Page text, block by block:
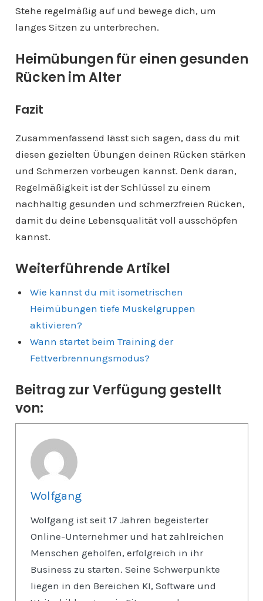
Stehe regelmäßig auf und bewege dich, um
langes Sitzen zu unterbrechen.
Heimübungen für einen gesunden
Rücken im Alter
Fazit
Zusammenfassend lässt sich sagen, dass du mit
diesen gezielten Übungen deinen Rücken stärken
und Schmerzen vorbeugen kannst. Denk daran,
Regelmäßigkeit ist der Schlüssel zu einem
nachhaltig gesunden und schmerzfreien Rücken,
damit du deine Lebensqualität voll ausschöpfen
kannst.
Weiterführende Artikel
Wie kannst du mit isometrischen
Heimübungen tiefe Muskelgruppen
aktivieren?
Wann startet beim Training der
Fettverbrennungsmodus?
Beitrag zur Verfügung gestellt
von:
Wolfgang
Wolfgang ist seit 17 Jahren begeisterter
Online-Unternehmer und hat zahlreichen
Menschen geholfen, erfolgreich in ihr
Business zu starten. Seine Schwerpunkte
liegen in den Bereichen KI, Software und